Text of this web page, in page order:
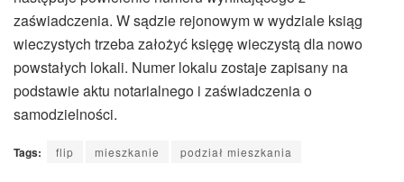
zaświadczenia. W sądzie rejonowym w wydziale ksiąg
wieczystych trzeba założyć księgę wieczystą dla nowo
powstałych lokali. Numer lokalu zostaje zapisany na
podstawie aktu notarialnego i zaświadczenia o
samodzielności.
Tags: flip mieszkanie podział mieszkania